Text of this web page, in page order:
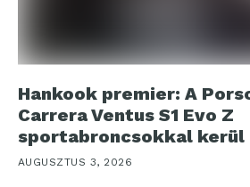
Hankook premier: A
Carrera Ventus S1 Evo Z
sportabroncsokkal kerül
AUGUSZTUS 3, 2026